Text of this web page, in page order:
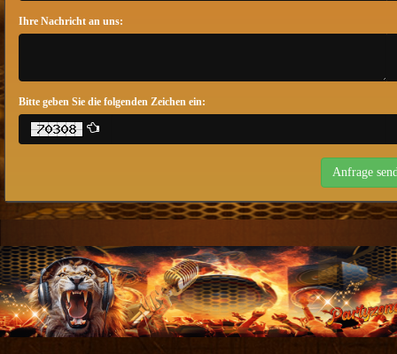
Ihre Nachricht an uns:
Bitte geben Sie die folgenden Zeichen ein: